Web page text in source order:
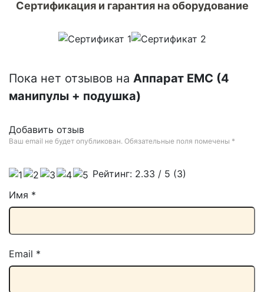
Сертификация и гарантия на оборудование
Пока нет отзывов на Аппарат ЕМС (4
манипулы + подушка)
Добавить отзыв
Ваш email не будет опубликован. Обязательные поля помечены *
Рейтинг: 2.33 / 5 (3)
Имя *
Email *